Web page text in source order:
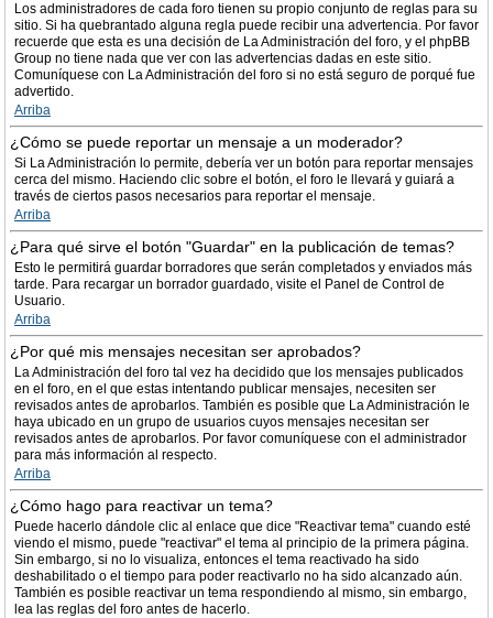
Los administradores de cada foro tienen su propio conjunto de reglas para su
sitio. Si ha quebrantado alguna regla puede recibir una advertencia. Por favor
recuerde que esta es una decisión de La Administración del foro, y el phpBB
Group no tiene nada que ver con las advertencias dadas en este sitio.
Comuníquese con La Administración del foro si no está seguro de porqué fue
advertido.
Arriba
¿Cómo se puede reportar un mensaje a un moderador?
Si La Administración lo permite, debería ver un botón para reportar mensajes
cerca del mismo. Haciendo clic sobre el botón, el foro le llevará y guiará a
través de ciertos pasos necesarios para reportar el mensaje.
Arriba
¿Para qué sirve el botón "Guardar" en la publicación de temas?
Esto le permitirá guardar borradores que serán completados y enviados más
tarde. Para recargar un borrador guardado, visite el Panel de Control de
Usuario.
Arriba
¿Por qué mis mensajes necesitan ser aprobados?
La Administración del foro tal vez ha decidido que los mensajes publicados
en el foro, en el que estas intentando publicar mensajes, necesiten ser
revisados antes de aprobarlos. También es posible que La Administración le
haya ubicado en un grupo de usuarios cuyos mensajes necesitan ser
revisados antes de aprobarlos. Por favor comuníquese con el administrador
para más información al respecto.
Arriba
¿Cómo hago para reactivar un tema?
Puede hacerlo dándole clic al enlace que dice "Reactivar tema" cuando esté
viendo el mismo, puede "reactivar" el tema al principio de la primera página.
Sin embargo, si no lo visualiza, entonces el tema reactivado ha sido
deshabilitado o el tiempo para poder reactivarlo no ha sido alcanzado aún.
También es posible reactivar un tema respondiendo al mismo, sin embargo,
lea las reglas del foro antes de hacerlo.